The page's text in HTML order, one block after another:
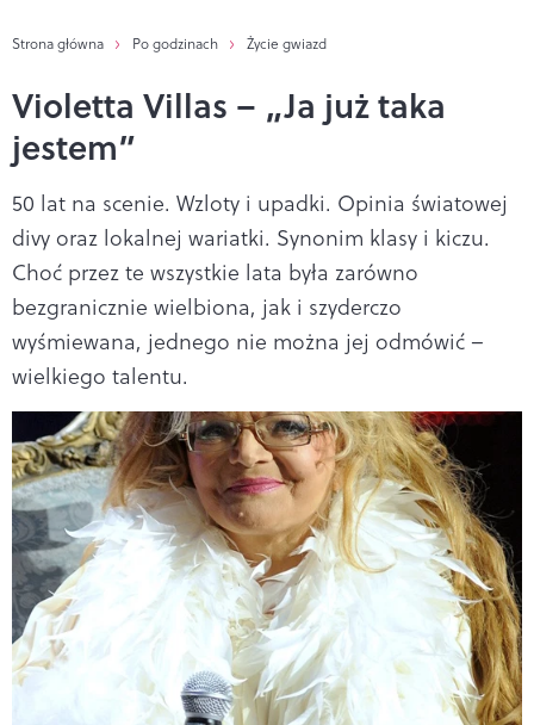
Strona główna Po godzinach Życie gwiazd
Violetta Villas – „Ja już taka
jestem”
50 lat na scenie. Wzloty i upadki. Opinia światowej
divy oraz lokalnej wariatki. Synonim klasy i kiczu.
Choć przez te wszystkie lata była zarówno
bezgranicznie wielbiona, jak i szyderczo
wyśmiewana, jednego nie można jej odmówić –
wielkiego talentu.